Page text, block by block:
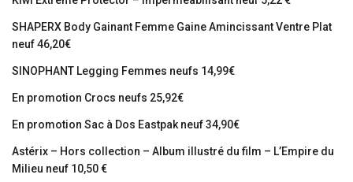
SHAPERX Body Gainant Femme Gaine Amincissant Ventre Plat
neuf 46,20€
SINOPHANT Legging Femmes neufs 14,99€
En promotion Crocs neufs 25,92€
En promotion Sac à Dos Eastpak neuf 34,90€
Astérix – Hors collection – Album illustré du film – L’Empire du
Milieu neuf 10,50 €